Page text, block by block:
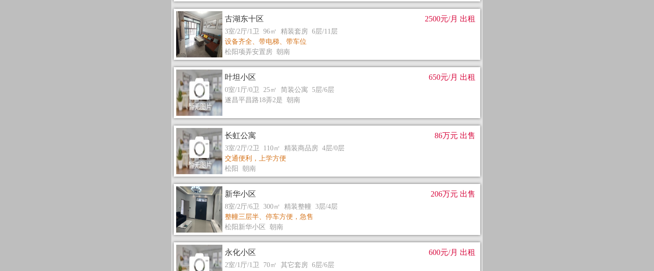
古湖东十区
3室/2厅/1卫 96㎡ 精装套房 6层/11层
设备齐全、带电梯、带车位
松阳项弄安置房 朝南
2500元/月 出租
叶坦小区
0室/1厅/0卫 25㎡ 简装公寓 5层/6层
遂昌平昌路18弄2是 朝南
650元/月 出租
长虹公寓
3室/2厅/2卫 110㎡ 精装商品房 4层/0层
交通便利，上学方便
松阳 朝南
86万元 出售
新华小区
8室/2厅/6卫 300㎡ 精装整幢 3层/4层
整幢三层半、停车方便，急售
松阳新华小区 朝南
206万元 出售
永化小区
2室/1厅/1卫 70㎡ 其它套房 6层/6层
600元/月 出租